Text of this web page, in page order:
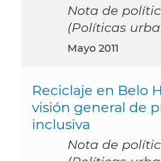
Nota de
(Políticas
mayo 2011
Reciclaje en Belo
visión general de
inclusiva
Nota de